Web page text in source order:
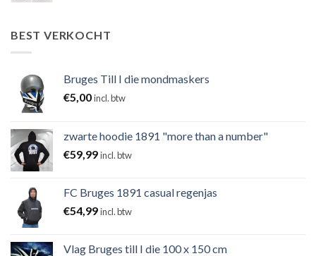
BEST VERKOCHT
Bruges Till I die mondmaskers
€5,00incl. btw
zwarte hoodie 1891 "more than a number"
€59,99incl. btw
FC Bruges 1891 casual regenjas
€54,99incl. btw
Vlag Bruges till I die 100 x 150 cm